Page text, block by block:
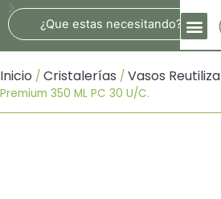
Al
Contenido
Search
Inicio / Cristalerías / Vasos
Premium 350 ML PC 30 U/c.